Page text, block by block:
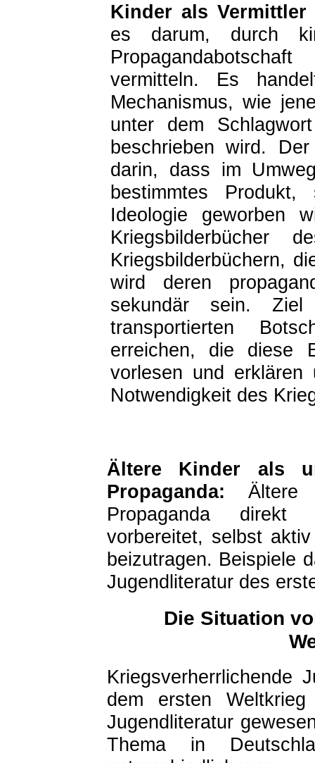
Kinder als Vermittler
es darum, durch
vermitteln. Es
Mechanismus, wie
unter dem
beschrieben wird.
darin, dass im
bestimmtes
Ideologie geworben
Kriegsbilderbücher
Kriegsbilderbüchern,
wird deren
sekundär sein.
transportierten
erreichen, die diese
vorlesen und
Notwendigkeit des
Ältere Kinder als
Propaganda: Ältere
Propaganda direkt
vorbereitet, selbst
beizutragen. Beispiele
Jugendliteratur des
Die Situation
Kriegsverherrlichende
dem ersten
Jugendliteratur
Thema in